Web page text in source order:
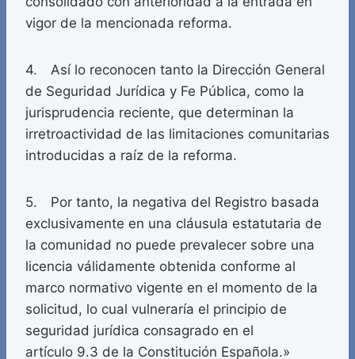
vigor de la mencionada reforma.
4. Así lo reconocen tanto la Dirección General
de Seguridad Jurídica y Fe Pública, como la
jurisprudencia reciente, que determinan la
irretroactividad de las limitaciones comunitarias
introducidas a raíz de la reforma.
5. Por tanto, la negativa del Registro basada
exclusivamente en una cláusula estatutaria de
la comunidad no puede prevalecer sobre una
licencia válidamente obtenida conforme al
marco normativo vigente en el momento de la
solicitud, lo cual vulneraría el principio de
seguridad jurídica consagrado en el
artículo 9.3 de la Constitución Española.»